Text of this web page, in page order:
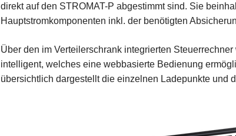
direkt auf den STROMAT-P abgestimmt sind. Sie
Hauptstromkomponenten inkl. der benötigten
Über den im Verteilerschrank integrierten
intelligent, welches eine webbasierte Bedienung
übersichtlich dargestellt die einzelnen Ladepunkte und